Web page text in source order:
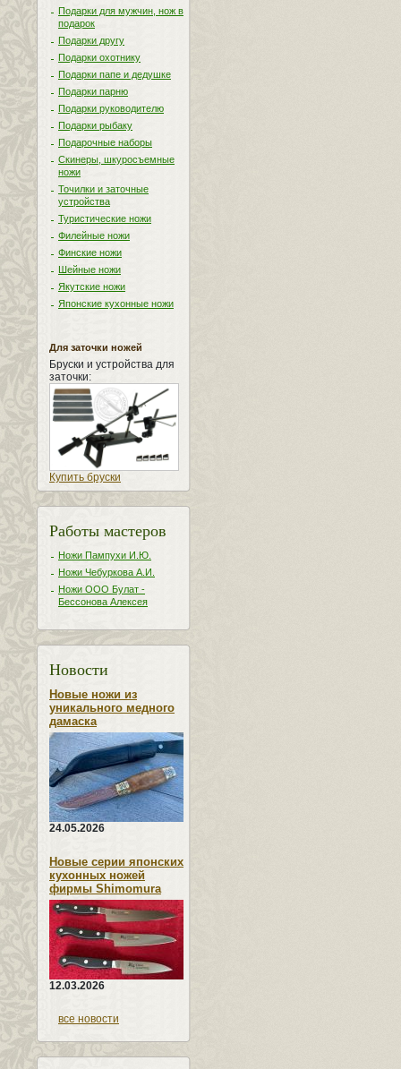
Подарки для мужчин, нож в
подарок
Подарки другу
Подарки охотнику
Подарки папе и дедушке
Подарки парню
Подарки руководителю
Подарки рыбаку
Подарочные наборы
Скинеры, шкуросъемные
ножи
Точилки и заточные
устройства
Туристические ножи
Филейные ножи
Финские ножи
Шейные ножи
Якутские ножи
Японские кухонные ножи
Для заточки ножей
Бруски и устройства для
заточки:
Купить бруски
Работы мастеров
Ножи Пампухи И.Ю.
Ножи Чебуркова А.И.
Ножи ООО Булат -
Бессонова Алексея
Новости
Новые ножи из
уникального медного
дамаска
24.05.2026
Новые серии японских
кухонных ножей
фирмы Shimomura
12.03.2026
все новости